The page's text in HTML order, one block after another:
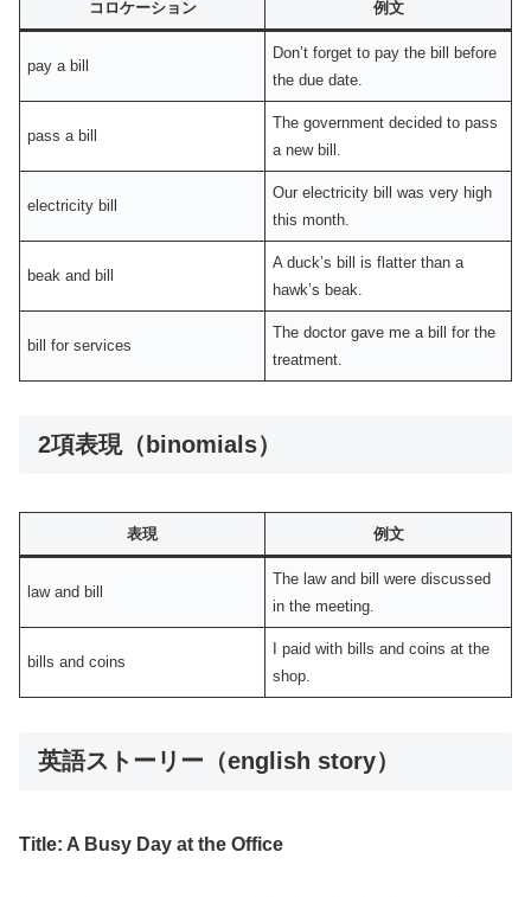
コロケーション 例文
pay a bill
Don’t forget to pay the bill before
the due date.
pass a bill
The government decided to pass
a new bill.
electricity bill
Our electricity bill was very high
this month.
beak and bill
A duck’s bill is flatter than a
hawk’s beak.
bill for services
The doctor gave me a bill for the
treatment.
2項表現（binomials）
表現 例文
law and bill
The law and bill were discussed
in the meeting.
bills and coins
I paid with bills and coins at the
shop.
英語ストーリー（english story）
Title: A Busy Day at the Office